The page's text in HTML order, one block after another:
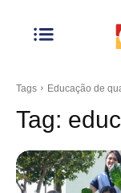
Tags Educação de
Tag: